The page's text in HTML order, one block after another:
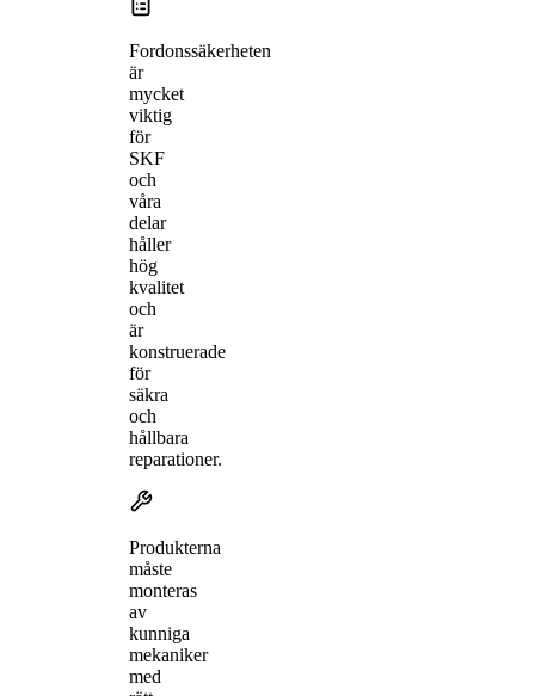
Fordonssäkerheten
är
mycket
viktig
för
SKF
och
våra
delar
håller
hög
kvalitet
och
är
konstruerade
för
säkra
och
hållbara
reparationer.
Produkterna
måste
monteras
av
kunniga
mekaniker
med